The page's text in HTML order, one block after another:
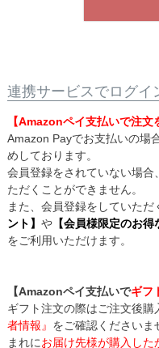
連携サービスでログイ
【Amazonペイ支払いで注文
Amazon Payでお支払いの場
めしております。
会員登録をされていない場
ただくことができません。
また、会員登録をしていただ
ント】 や【会員様限定のお得
をご利用いただけます。
【Amazonペイ支払いでギフ
ギフト注文の際はご注文後購
者情報』 をご確認くださいま
まれにお届け先様が購入した